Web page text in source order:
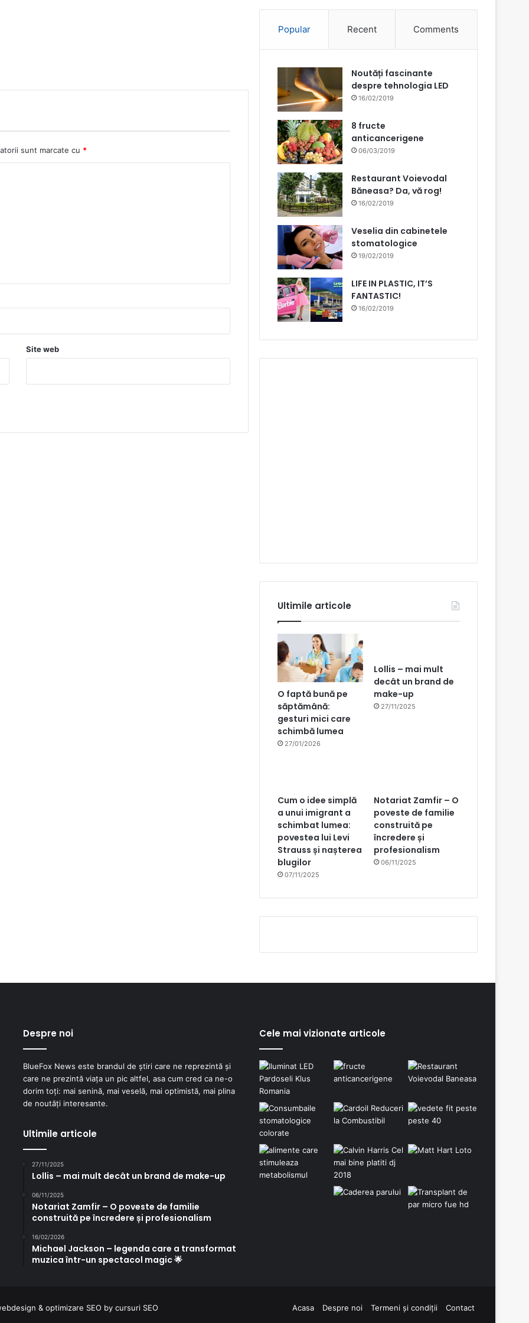
sunt marcate cu *
Site web
Popular Recent Comments
Noutăți fascinante
despre tehnologia LED
16/02/2019
8 fructe
anticancerigene
06/03/2019
Restaurant Voievodal
Băneasa? Da, vă rog!
16/02/2019
Veselia din cabinetele
stomatologice
19/02/2019
LIFE IN PLASTIC, IT’S
FANTASTIC!
16/02/2019
Ultimile articole
O faptă bună pe
săptămână:
gesturi mici care
schimbă lumea
27/01/2026
Lollis – mai mult
decât un brand de
make-up
27/11/2025
Cum o idee simplă
a unui imigrant a
schimbat lumea:
povestea lui Levi
Strauss și nașterea
blugilor
07/11/2025
Notariat Zamfir – O
poveste de familie
construită pe
încredere și
profesionalism
06/11/2025
Despre noi
BlueFox News este brandul de știri care ne reprezintă și
care ne prezintă viața un pic altfel, asa cum cred ca ne-o
dorim toți: mai senină, mai veselă, mai optimistă, mai plina
de noutăți interesante.
Ultimile articole
27/11/2025
Lollis – mai mult decât un brand de make-up
06/11/2025
Notariat Zamfir – O poveste de familie
construită pe încredere și profesionalism
16/02/2026
Michael Jackson – legenda care a transformat
muzica într-un spectacol magic 🌟
Cele mai vizionate articole
& optimizare SEO by cursuri SEO Acasa Despre noi Termeni și condiții Contact